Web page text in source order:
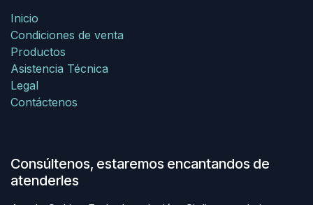
Inicio
Condiciones de venta
Productos
Asistencia Técnica
Legal
Contáctenos
Consúltenos, estaremos encantandos de
atenderles